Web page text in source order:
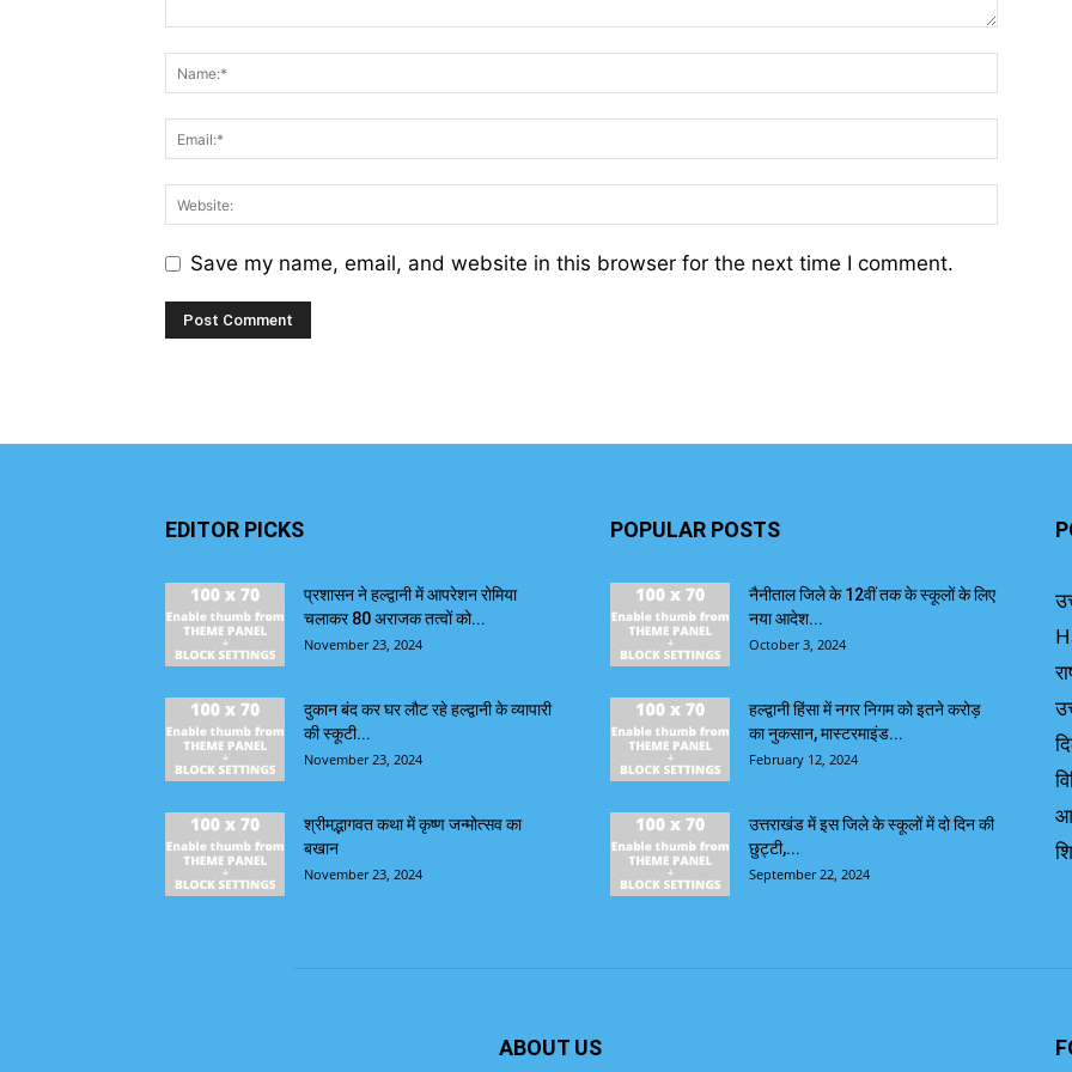
Save my name, email, and website in this browser for the next time I comment.
EDITOR PICKS
प्रशासन ने हल्द्वानी में आपरेशन रोमिया
चलाकर 80 अराजक तत्वों को...
November 23, 2024
दुकान बंद कर घर लौट रहे हल्द्वानी के व्यापारी
की स्कूटी...
November 23, 2024
श्रीमद्भागवत कथा में कृष्ण जन्मोत्सव का
बखान
November 23, 2024
POPULAR POSTS
नैनीताल जिले के 12वीं तक के स्कूलों के लिए
नया आदेश...
October 3, 2024
हल्द्वानी हिंसा में नगर निगम को इतने करोड़
का नुकसान, मास्टरमाइंड...
February 12, 2024
उत्तराखंड में इस जिले के स्कूलों में दो दिन की
छुट्टी,...
September 22, 2024
ABOUT US